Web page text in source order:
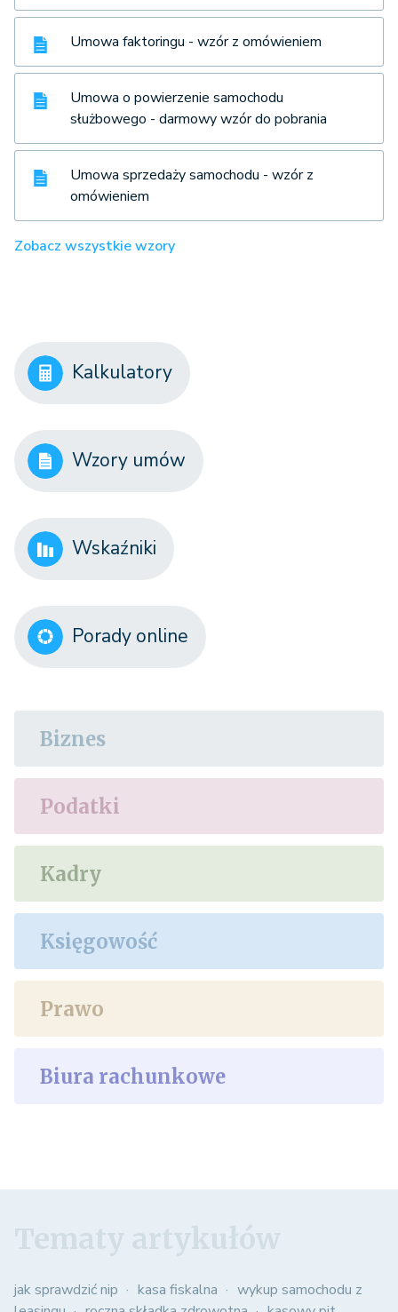
Umowa faktoringu - wzór z omówieniem
Umowa o powierzenie samochodu
służbowego - darmowy wzór do pobrania
Umowa sprzedaży samochodu - wzór z
omówieniem
Zobacz wszystkie wzory
Kalkulatory
Wzory umów
Wskaźniki
Porady online
Biznes
Podatki
Kadry
Księgowość
Prawo
Biura rachunkowe
jak sprawdzić nip kasa fiskalna
wykup samochodu z